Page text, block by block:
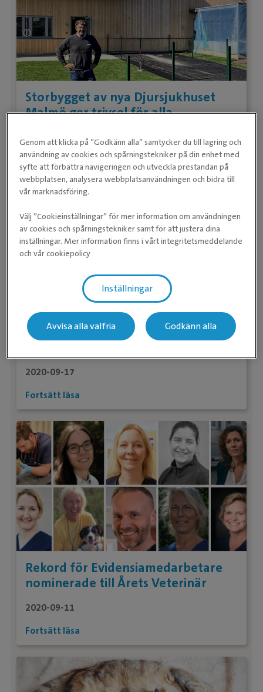
Storbygget av nya Djursjukhuset
Malmö ger trivsel för alla
2020-09-22
Fortsätt läsa
Efterlängtat besked när
igen
2020-09-17
Fortsätt läsa
Rekord för Evidensiamedarbetare
nominerade till Årets Veterinär
2020-09-11
Fortsätt läsa
Genom att klicka på ”Godkänn alla” samtycker du till lagring och
användning av cookies och spårningstekniker på din enhet med
syfte att förbättra navigeringen och utveckla prestandan på
webbplatsen, analysera webbplatsanvändningen och bidra till
vår marknadsföring.
Välj ”Cookieinställningar” för mer information om användningen
av cookies och spårningstekniker samt för att justera dina
inställningar. Mer information finns i vårt integritetsmeddelande
och vår cookiepolicy
Inställningar
Avvisa alla valfria Godkänn alla